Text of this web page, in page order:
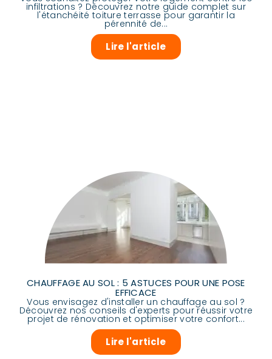
infiltrations ? Découvrez notre guide complet sur
l'étanchéité toiture terrasse pour garantir la
pérennité de...
Lire l'article
CHAUFFAGE AU SOL : 5 ASTUCES POUR UNE POSE
EFFICACE
Vous envisagez d'installer un chauffage au sol ?
Découvrez nos conseils d'experts pour réussir votre
projet de rénovation et optimiser votre confort...
Lire l'article